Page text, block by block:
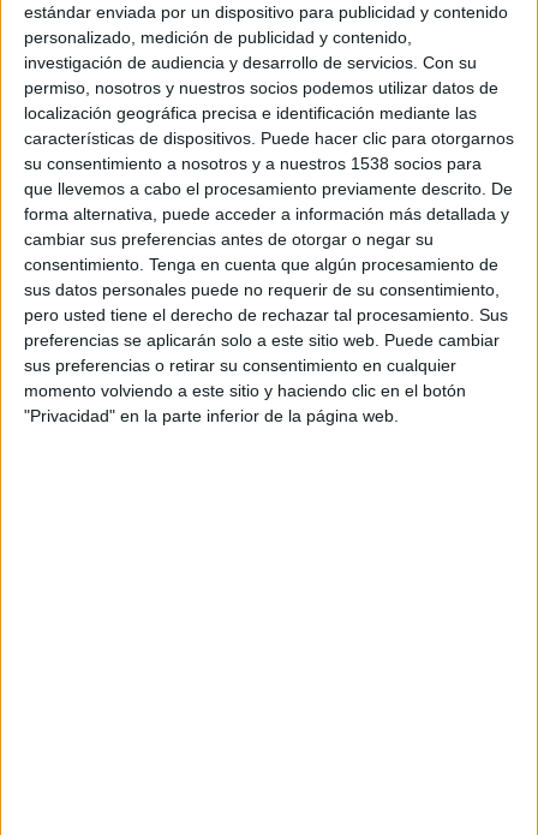
estándar enviada por un dispositivo para publicidad y contenido
personalizado, medición de publicidad y contenido,
investigación de audiencia y desarrollo de servicios. Con su
permiso, nosotros y nuestros socios podemos utilizar datos de
localización geográfica precisa e identificación mediante las
características de dispositivos. Puede hacer clic para otorgarnos
su consentimiento a nosotros y a nuestros 1538 socios para
que llevemos a cabo el procesamiento previamente descrito. De
forma alternativa, puede acceder a información más detallada y
cambiar sus preferencias antes de otorgar o negar su
consentimiento. Tenga en cuenta que algún procesamiento de
sus datos personales puede no requerir de su consentimiento,
pero usted tiene el derecho de rechazar tal procesamiento. Sus
preferencias se aplicarán solo a este sitio web. Puede cambiar
sus preferencias o retirar su consentimiento en cualquier
momento volviendo a este sitio y haciendo clic en el botón
"Privacidad" en la parte inferior de la página web.
El grupo publicitario Jungle21 está liderado
por la agencia PS21
Invisible es un laboratorio de investigación
cultural y diseños de futuros liderado por Stef
Silva (en la imagen), experta en futures thinking y
ha sido seleccionada como una de las 40
futuristas más influyentes de 2021, según Forbes.
Ha desarrollado proyectos para Telefónica,
Greenpeace u Orange Bank y ya ha empezado a
trabajar en un proyecto de BBVA.
IMPRIMIR